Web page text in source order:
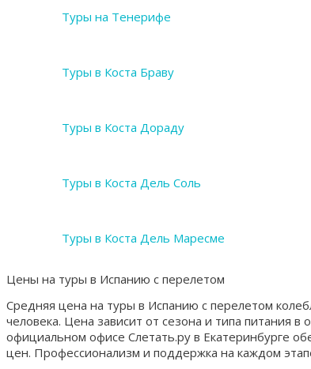
Туры на Тенерифе
Туры в Коста Браву
Туры в Коста Дораду
Туры в Коста Дель Соль
Туры в Коста Дель Маресме
Цены на туры в Испанию с перелетом
Средняя цена на туры в Испанию с перелетом
человека. Цена зависит от сезона и типа питания в
официальном офисе Слетать.ру в Екатеринбурге
цен. Профессионализм и поддержка на каждом